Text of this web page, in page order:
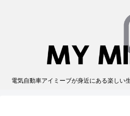
電気自動車アイミーブが身近にある楽しい